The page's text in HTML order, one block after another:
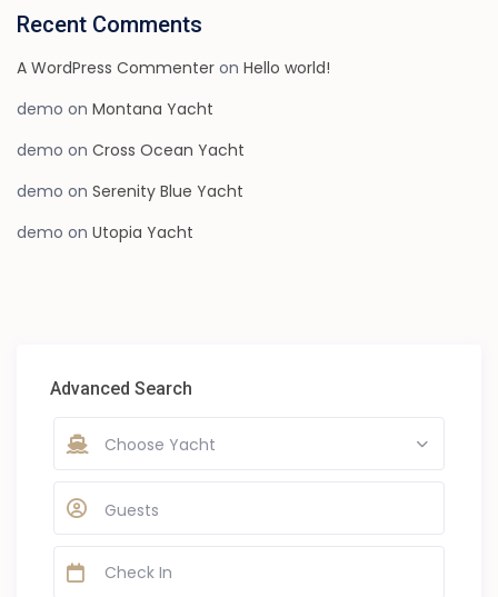
Recent Comments
A WordPress Commenter onHello world!
demo onMontana Yacht
demo onCross Ocean Yacht
demo onSerenity Blue Yacht
demo onUtopia Yacht
Advanced Search
Choose Yacht
Guests